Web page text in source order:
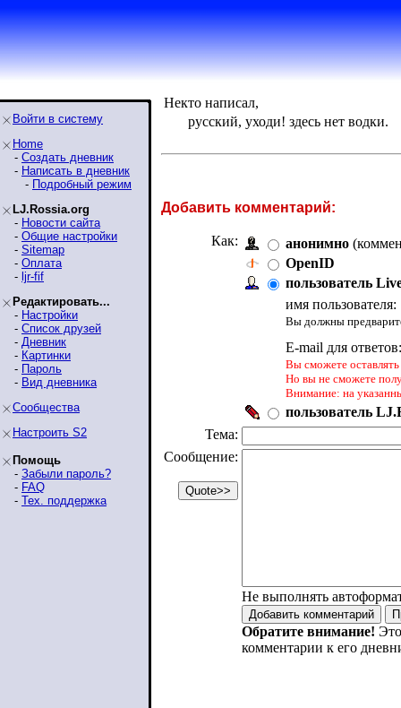
Войти в систему
Home
- Создать дневник
- Написать в дневник
- Подробный режим
LJ.Rossia.org
- Новости сайта
- Общие настройки
- Sitemap
- Оплата
- ljr-fif
Редактировать...
- Настройки
- Список друзей
- Дневник
- Картинки
- Пароль
- Вид дневника
Сообщества
Настроить S2
Помощь
- Забыли пароль?
- FAQ
- Тех. поддержка
Некто написал,
русский, уходи! здесь нет водки.
Добавить комментарий:
Как: анонимно
OpenID
пользователь
имя пользователя:
Вы должны
E-mail для
Вы сможете
Но вы не сможете
Внимание: на
пользователь
Тема:
Сообщение:
Не выполнять
Обратите внимание!
комментарии к его